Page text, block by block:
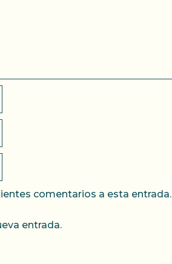
comentarios a esta entrada.
entrada.